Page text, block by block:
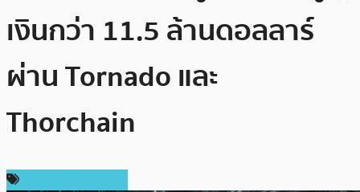
เงินกว่า 11.5 ล้านดอลลาร์
ผ่าน Tornado และ
Thorchain